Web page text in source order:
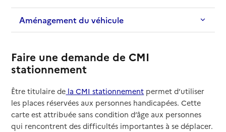
Aménagement du véhicule
Faire une demande de CMI
stationnement
Être titulaire de la CMI stationnement permet d’utiliser
les places réservées aux personnes handicapées. Cette
carte est attribuée sans condition d’âge aux personnes
qui rencontrent des difficultés importantes à se déplacer.